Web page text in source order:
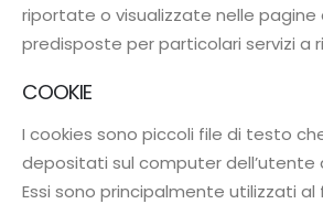
riportate o visualizzate nelle pagine
predisposte per particolari servizi a
COOKIE
I cookies sono piccoli file di testo
depositati sul computer dell’utente
Essi sono principalmente utilizzati al